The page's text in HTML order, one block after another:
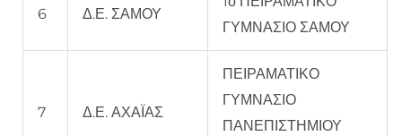
6 Δ.Ε. ΣΑΜΟΥ
ΓΥΜΝΑΣΙΟ ΣΑΜΟΥ
7 Δ.Ε. ΑΧΑΪΑΣ
ΠΕΙΡΑΜΑΤΙΚΟ
ΓΥΜΝΑΣΙΟ
ΠΑΝΕΠΙΣΤΗΜΙΟΥ